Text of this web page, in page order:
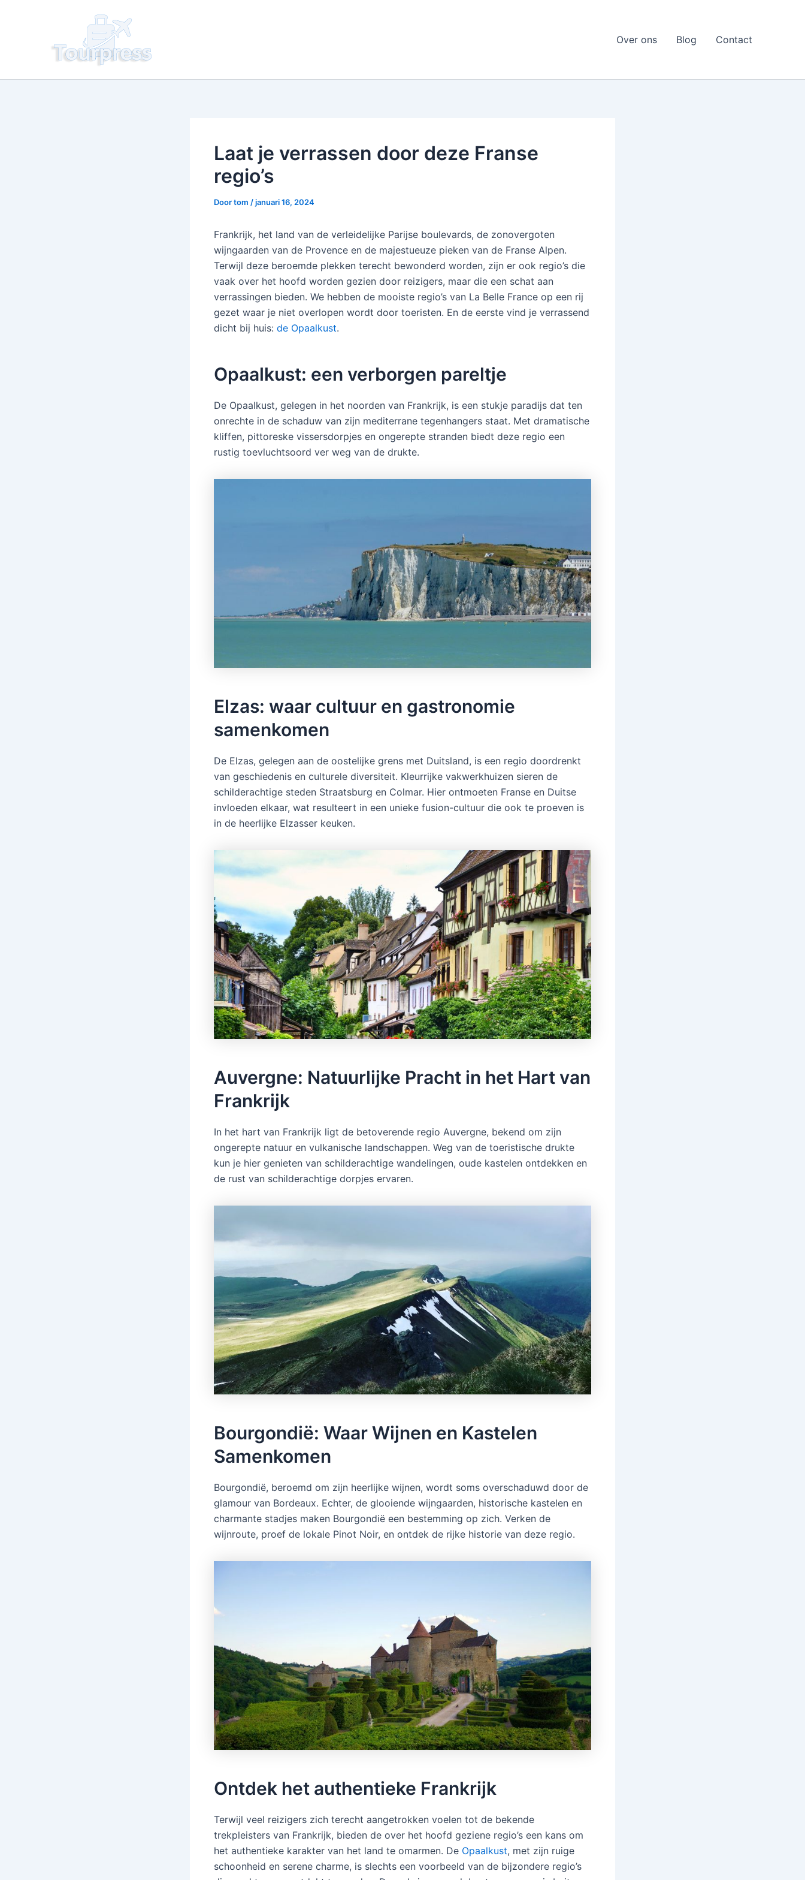
Over ons Blog Contact
Laat je verrassen door deze Franse
regio’s
Doortom /januari 16, 2024
Frankrijk, het land van de verleidelijke Parijse boulevards, de zonovergoten
wijngaarden van de Provence en de majestueuze pieken van de Franse Alpen.
Terwijl deze beroemde plekken terecht bewonderd worden, zijn er ook regio’s die
vaak over het hoofd worden gezien door reizigers, maar die een schat aan
verrassingen bieden. We hebben de mooiste regio’s van La Belle France op een rij
gezet waar je niet overlopen wordt door toeristen. En de eerste vind je verrassend
dicht bij huis: de Opaalkust.
Opaalkust: een verborgen pareltje
De Opaalkust, gelegen in het noorden van Frankrijk, is een stukje paradijs dat ten
onrechte in de schaduw van zijn mediterrane tegenhangers staat. Met dramatische
kliffen, pittoreske vissersdorpjes en ongerepte stranden biedt deze regio een
rustig toevluchtsoord ver weg van de drukte.
Elzas: waar cultuur en gastronomie
samenkomen
De Elzas, gelegen aan de oostelijke grens met Duitsland, is een regio doordrenkt
van geschiedenis en culturele diversiteit. Kleurrijke vakwerkhuizen sieren de
schilderachtige steden Straatsburg en Colmar. Hier ontmoeten Franse en Duitse
invloeden elkaar, wat resulteert in een unieke fusion-cultuur die ook te proeven is
in de heerlijke Elzasser keuken.
Auvergne: Natuurlijke Pracht in het Hart van
Frankrijk
In het hart van Frankrijk ligt de betoverende regio Auvergne, bekend om zijn
ongerepte natuur en vulkanische landschappen. Weg van de toeristische drukte
kun je hier genieten van schilderachtige wandelingen, oude kastelen ontdekken en
de rust van schilderachtige dorpjes ervaren.
Bourgondië: Waar Wijnen en Kastelen
Samenkomen
Bourgondië, beroemd om zijn heerlijke wijnen, wordt soms overschaduwd door de
glamour van Bordeaux. Echter, de glooiende wijngaarden, historische kastelen en
charmante stadjes maken Bourgondië een bestemming op zich. Verken de
wijnroute, proef de lokale Pinot Noir, en ontdek de rijke historie van deze regio.
Ontdek het authentieke Frankrijk
Terwijl veel reizigers zich terecht aangetrokken voelen tot de bekende
trekpleisters van Frankrijk, bieden de over het hoofd geziene regio’s een kans om
het authentieke karakter van het land te omarmen. De Opaalkust, met zijn ruige
schoonheid en serene charme, is slechts een voorbeeld van de bijzondere regio’s